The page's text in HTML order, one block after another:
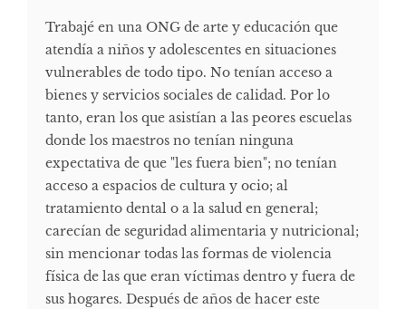
Trabajé en una ONG de arte y educación que
atendía a niños y adolescentes en situaciones
vulnerables de todo tipo. No tenían acceso a
bienes y servicios sociales de calidad. Por lo
tanto, eran los que asistían a las peores escuelas
donde los maestros no tenían ninguna
expectativa de que "les fuera bien"; no tenían
acceso a espacios de cultura y ocio; al
tratamiento dental o a la salud en general;
carecían de seguridad alimentaria y nutricional;
sin mencionar todas las formas de violencia
física de las que eran víctimas dentro y fuera de
sus hogares. Después de años de hacer este